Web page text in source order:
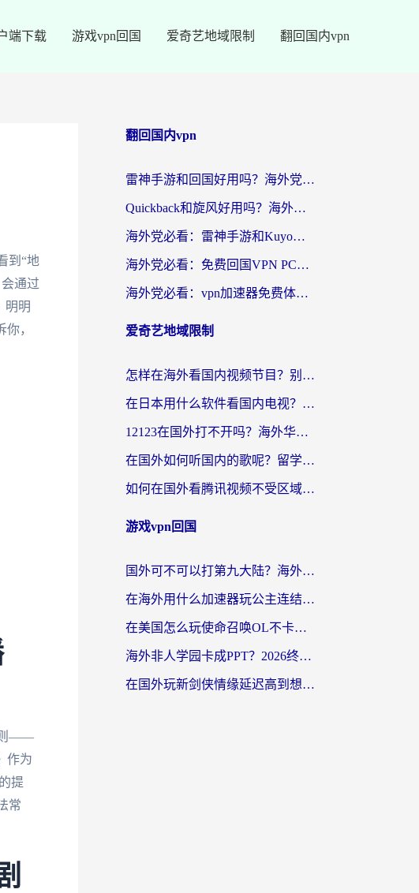
端下载 游戏vpn回国 爱奇艺地域限制 翻回国内vpn
到“地
通过
明明
，
则——
作为
提
常
翻回国内vpn
雷神手游和回国好用吗？海外党亲测：选对加速器才能无缝刷剧打游戏
Quickback和旋风好用吗？海外华人亲测：选对回国加速器才能无缝看央视5
海外党必看：雷神手游和Kuyo好用吗？3款回国加速器实测+避坑指南
海外党必看：免费回国VPN PC真的能用？附国内高速VPN选择全攻略
海外党必看：vpn加速器免费体验？选对回国加速器才能无缝刷国内剧玩国服
爱奇艺地域限制
怎样在海外看国内视频节目？别再踩坑！留学生和海外华人的专属解决方案
在日本用什么软件看国内电视？这篇攻略帮你告别地域限制
12123在国外打不开吗？海外华人亲测有效的回国加速方案
在国外如何听国内的歌呢？留学生亲测有效的回国加速方案
如何在国外看腾讯视频不受区域限制？留学生亲测有效的回国加速指南
游戏vpn回国
国外可不可以打第九大陆？海外玩家国服畅玩终极指南（附3大热门游戏解决妙招）
在海外用什么加速器玩公主连结：Re？老玩家亲测的稳定方案来了
在美国怎么玩使命召唤OL不卡？海外党亲测有效的国服游戏加速器指南
海外非人学园卡成PPT？2026终极加速器指南：从暗区突围到王国纪元，一篇搞定
在国外玩新剑侠情缘延迟高到想摔手机？海外玩家亲测有效的加速器选择指南